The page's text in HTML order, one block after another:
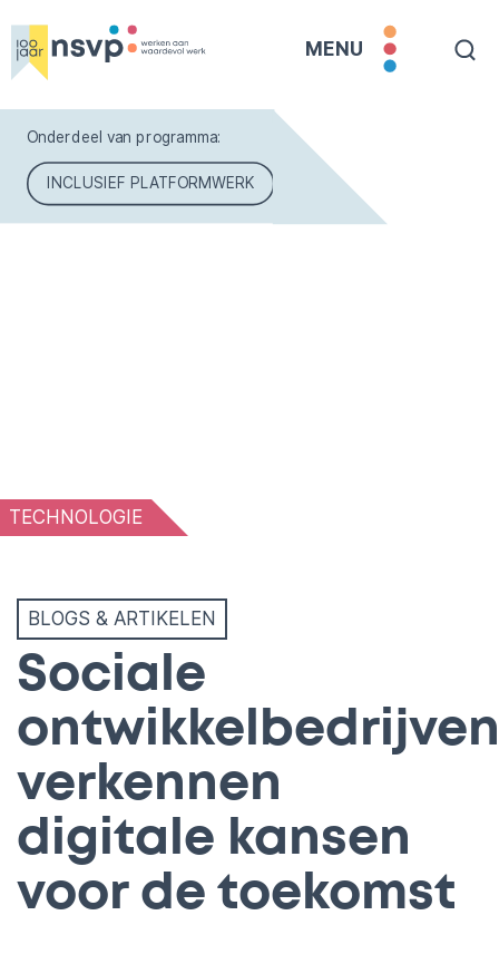
MENU
Onderdeel van programma:
INCLUSIEF PLATFORMWERK
TECHNOLOGIE
BLOGS & ARTIKELEN
Sociale
ontwikkelbedrijven
verkennen
digitale kansen
voor de toekomst